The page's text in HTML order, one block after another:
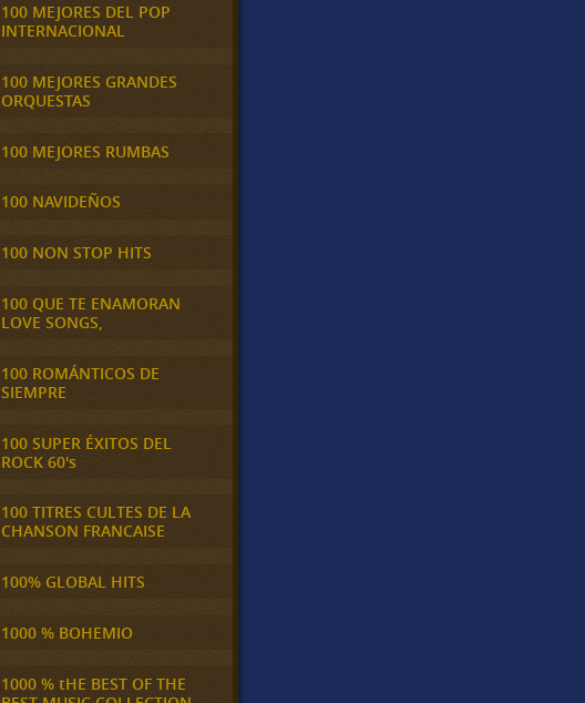
100 MEJORES DEL POP
INTERNACIONAL
100 MEJORES GRANDES
ORQUESTAS
100 MEJORES RUMBAS
100 NAVIDEÑOS
100 NON STOP HITS
100 QUE TE ENAMORAN
LOVE SONGS,
100 ROMÁNTICOS DE
SIEMPRE
100 SUPER ÉXITOS DEL
ROCK 60's
100 TITRES CULTES DE LA
CHANSON FRANCAISE
100% GLOBAL HITS
1000 % BOHEMIO
1000 % tHE BEST OF THE